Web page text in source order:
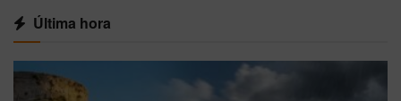
Última hora